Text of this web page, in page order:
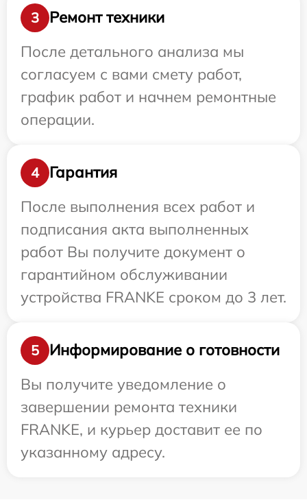
3
Ремонт техники
После детального анализа мы
согласуем с вами смету работ,
график работ и начнем ремонтные
операции.
4
Гарантия
После выполнения всех работ и
подписания акта выполненных
работ Вы получите документ о
гарантийном обслуживании
устройства FRANKE сроком до 3 лет.
5
Информирование о готовности
Вы получите уведомление о
завершении ремонта техники
FRANKE, и курьер доставит ее по
указанному адресу.